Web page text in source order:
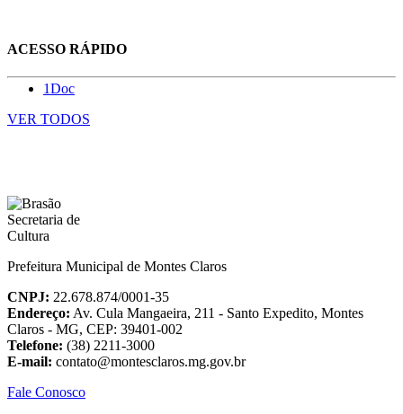
ACESSO RÁPIDO
1Doc
VER TODOS
Prefeitura Municipal de Montes Claros
CNPJ: 22.678.874/0001-35
Endereço: Av. Cula Mangaeira, 211 - Santo Expedito, Montes
Claros - MG, CEP: 39401-002
Telefone: (38) 2211-3000
E-mail: contato@montesclaros.mg.gov.br
Fale Conosco